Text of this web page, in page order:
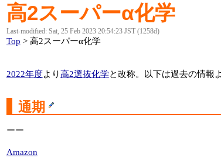
高2スーパーα化学
Last-modified: Sat, 25 Feb 2023 20:54:23 JST (1258d)
Top > 高2スーパーα化学
2022年度より高2選抜化学と改称。以下は過去の情報
通期
ーー
Amazon